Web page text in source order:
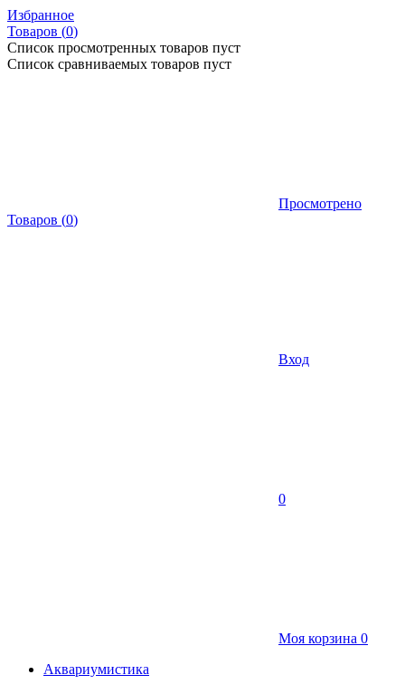
Избранное
Товаров (0)
Список просмотренных товаров пуст
Список сравниваемых товаров пуст
Просмотрено
Товаров (0)
Вход
0
Моя корзина 0
Аквариумистика